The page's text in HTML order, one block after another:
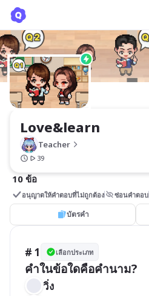
Love&learn
Teacher
39
10 ข้อ
อนุญาตให้คำตอบที่ไม่ถูกต้อง ซ่อนคำตอบ
บัตรคำ
# 1 เลือกประเภท
คำในข้อใดคือคำนาม?
วิ่ง